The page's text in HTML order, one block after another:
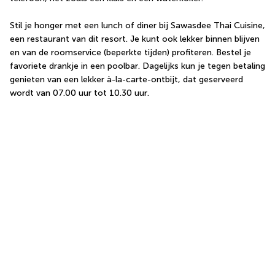
Stil je honger met een lunch of diner bij Sawasdee Thai Cuisine,
een restaurant van dit resort. Je kunt ook lekker binnen blijven
en van de roomservice (beperkte tijden) profiteren. Bestel je
favoriete drankje in een poolbar. Dagelijks kun je tegen betaling
genieten van een lekker à-la-carte-ontbijt, dat geserveerd
wordt van 07.00 uur tot 10.30 uur.